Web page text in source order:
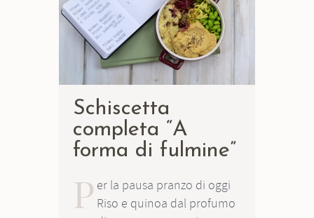
Schiscetta
completa “A
forma di fulmine”
P er la pausa pranzo di oggi
Riso e quinoa dal profumo